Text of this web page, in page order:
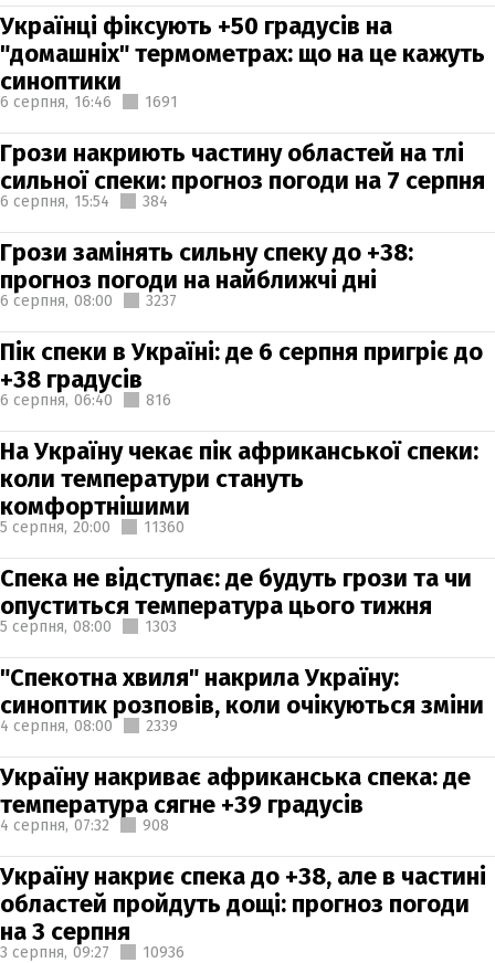
Українці фіксують +50 градусів на
"домашніх" термометрах: що на це кажуть
синоптики
6 серпня, 16:46 1691
Грози накриють частину областей на тлі
сильної спеки: прогноз погоди на 7 серпня
6 серпня, 15:54 384
Грози замінять сильну спеку до +38:
прогноз погоди на найближчі дні
6 серпня, 08:00 3237
Пік спеки в Україні: де 6 серпня пригріє до
+38 градусів
6 серпня, 06:40 816
На Україну чекає пік африканської спеки:
коли температури стануть
комфортнішими
5 серпня, 20:00 11360
Спека не відступає: де будуть грози та чи
опуститься температура цього тижня
5 серпня, 08:00 1303
"Спекотна хвиля" накрила Україну:
синоптик розповів, коли очікуються зміни
4 серпня, 08:00 2339
Україну накриває африканська спека: де
температура сягне +39 градусів
4 серпня, 07:32 908
Україну накриє спека до +38, але в частині
областей пройдуть дощі: прогноз погоди
на 3 серпня
3 серпня, 09:27 10936